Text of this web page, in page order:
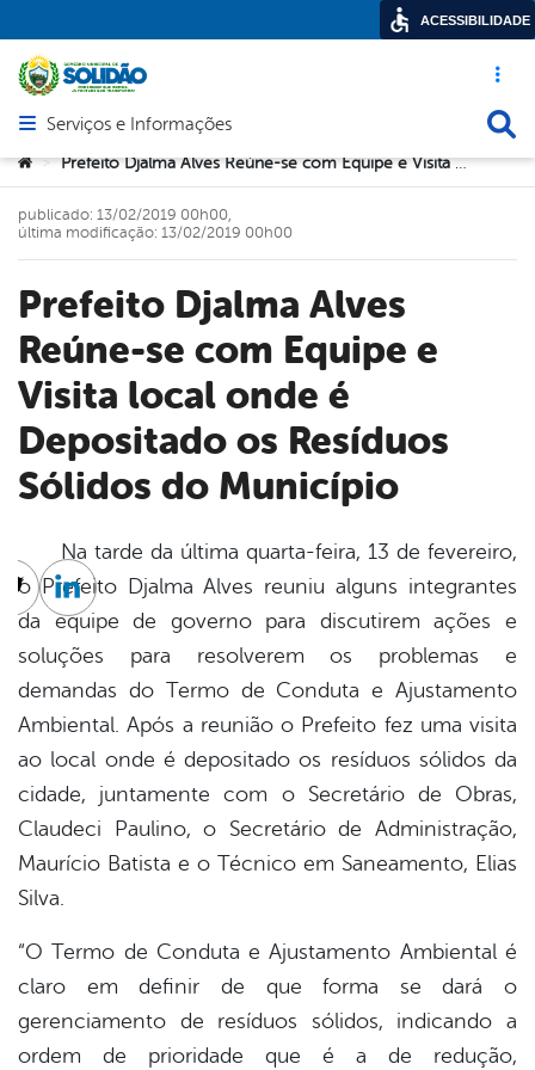
Acesso
Abrir menu principal de navegação
Serviços e Informações
Você está aqui:
> Prefeito Djalma Alves Reúne-se com Equipe e Visita local onde é Depositado os Resíduos Sólidos do Município
Prefeito Djalma Alves
Reúne-se com Equipe e
Visita local onde é
Depositado os Resíduos
Sólidos do Município
publicado: 13/02/2019 00h00,
última modificação: 13/02/2019 00h00
Na tarde da última quarta-feira, 13 de fevereiro,
o Prefeito Djalma Alves reuniu alguns integrantes
da equipe de governo para discutirem ações e
soluções para resolverem os problemas e
demandas do Termo de Conduta e Ajustamento
Ambiental. Após a reunião o Prefeito fez uma visita
ao local onde é depositado os resíduos sólidos da
cidade, juntamente com o Secretário de Obras,
Claudeci Paulino, o Secretário de Administração,
Maurício Batista e o Técnico em Saneamento, Elias
Silva.
“OTermo de Conduta e Ajustamento Ambientalé
claro em definir de que forma se dará o
gerenciamento de resíduos sólidos, indicando a
ordem de prioridade que é a de redução,
TwitterLinkedin
ACESSIBILIDADE